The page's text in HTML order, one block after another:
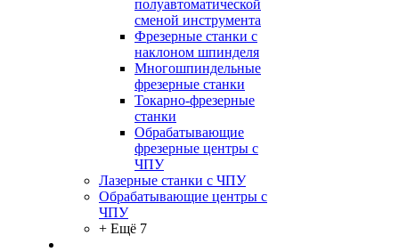
полуавтоматической
сменой инструмента
Фрезерные станки с
наклоном шпинделя
Многошпиндельные
фрезерные станки
Токарно-фрезерные
станки
Обрабатывающие
фрезерные центры с
ЧПУ
Лазерные станки с ЧПУ
Обрабатывающие центры с
ЧПУ
+ Ещё 7